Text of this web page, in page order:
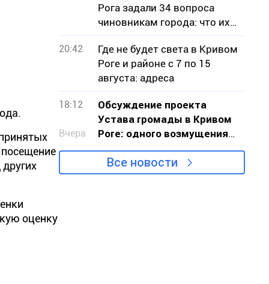
оценку
Рога задали 34 вопроса
чиновникам города: что их
беспокоило
20:42
Где не будет света в Кривом
Роге и районе с 7 по 15
августа: адреса
18:12
Вчера
Обсуждение проекта
Устава громады в Кривом
Роге: одного возмущения
мало, нужно действовать
Все новости